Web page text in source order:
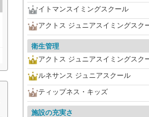
イトマンスイミングスクール
アクトス ジュニアスイミングスク
衛生管理
アクトス ジュニアスイミングスク
ルネサンス ジュニアスクール
ティップネス・キッズ
施設の充実さ